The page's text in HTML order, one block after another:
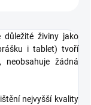
důležité živiny jako
i tablet) tvoří
žádná
nejvyšší kvality